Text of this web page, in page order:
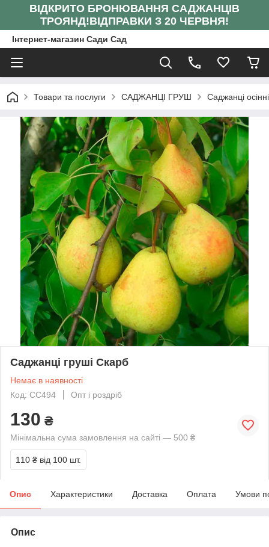
ВІДКРИТО БРОНЮВАННЯ САДЖАНЦІВ
ТРОЯНД!ВІДПРАВКИ З 20 ЧЕРВНЯ!
Інтернет-магазин Сади Сад
Товари та послуги САДЖАНЦІ ГРУШ Саджанці
Саджанці груші Скарб
Немає в наявності
Код: СС494
Опт і роздріб
130 ₴
Мінімальна сума замовлення на сайті — 500 ₴
110 ₴ від 100 шт.
Опис Характеристики Доставка Оплата Умови
Опис